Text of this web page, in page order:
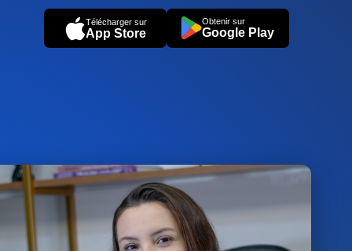
Télécharger sur
App Store
Obtenir sur
Google Play